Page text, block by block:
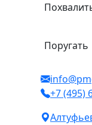
Поругать
+7 (495)